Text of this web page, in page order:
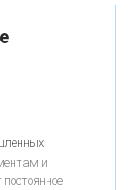
того, кто его
их дают мне.
и